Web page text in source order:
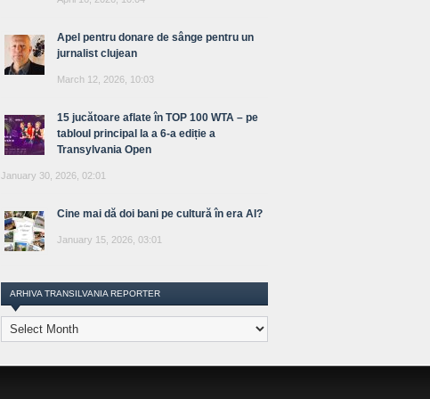
Apel pentru donare de sânge pentru un
jurnalist clujean
March 12, 2026, 10:03
15 jucătoare aflate în TOP 100 WTA – pe
tabloul principal la a 6-a ediție a
Transylvania Open
January 30, 2026, 02:01
Cine mai dă doi bani pe cultură în era AI?
January 15, 2026, 03:01
ARHIVA TRANSILVANIA REPORTER
Arhiva
Transilvania